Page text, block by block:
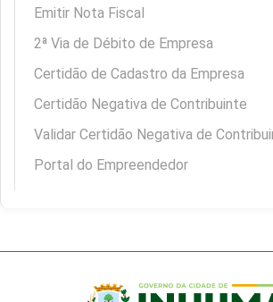
Emitir Nota Fiscal
2ª Via de Débito de Empresa
Certidão de Cadastro da Empresa
Certidão Negativa de Contribuinte
Validar Certidão Negativa de
Portal do Empreendedor